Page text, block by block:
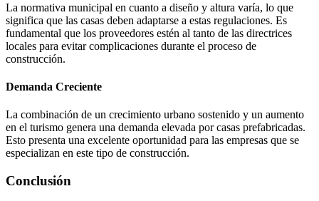
La normativa municipal en cuanto a diseño y altura varía, lo que
significa que las casas deben adaptarse a estas regulaciones. Es
fundamental que los proveedores estén al tanto de las directrices
locales para evitar complicaciones durante el proceso de
construcción.
Demanda Creciente
La combinación de un crecimiento urbano sostenido y un aumento
en el turismo genera una demanda elevada por casas prefabricadas.
Esto presenta una excelente oportunidad para las empresas que se
especializan en este tipo de construcción.
Conclusión